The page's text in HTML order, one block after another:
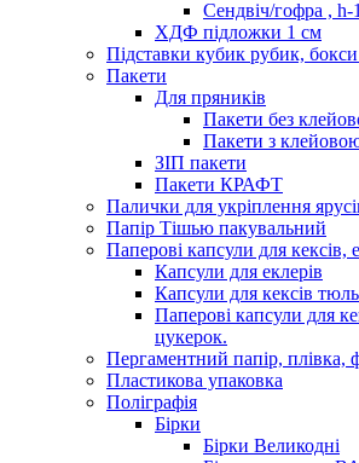
Сендвіч/гофра , h-
ХДФ підложки 1 см
Підставки кубик рубик, бокси
Пакети
Для пряників
Пакети без
Пакети з
ЗІП пакети
Пакети КРАФТ
Палички для укріплення
Папір Тішью пакувальний
Паперові капсули для кексів,
Капсули для еклерів
Капсули для кексів
Паперові капсули для
цукерок.
Пергаментний папір, плівка,
Пластикова упаковка
Поліграфія
Бірки
Бірки Великодні